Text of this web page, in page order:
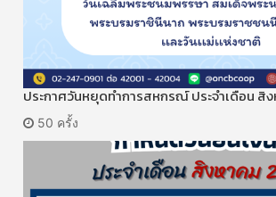
ประกาศวันหยุดทำการสหกรณ์ ประจำเดือน สิ
50 ครั้ง